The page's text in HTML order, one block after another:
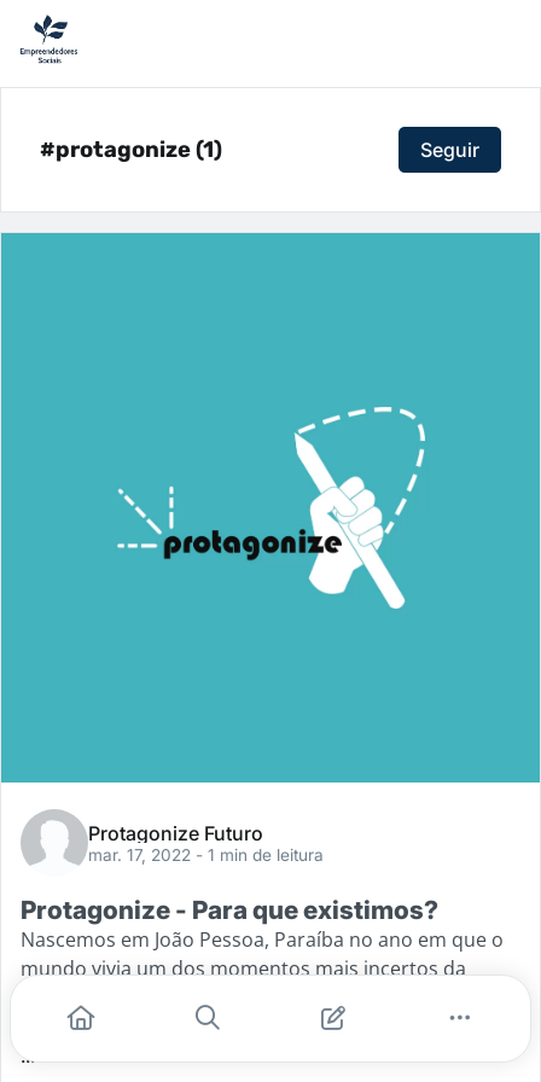
#protagonize (1) Seguir
Protagonize Futuro
mar. 17, 2022 - 1 min de leitura
Protagonize - Para que existimos?
Nascemos em João Pessoa, Paraíba no ano em que o
mundo vivia um dos momentos mais incertos da
os números de desigualdade
...